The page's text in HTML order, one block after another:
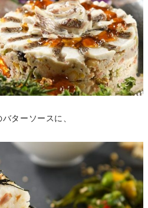
ターソースに、